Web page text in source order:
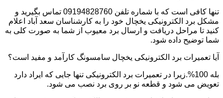
تنها کافی است که با شماره تلفن 09194828760 تماس بگیرید و
مشکل برد الکترونیکی یخچال خود را به کارشناسان سعد آباد اعلام
کنید تا مراحل دریافت و ارسال برد معیوب از شما به صورت کلی به
شما توضیح داده شود.
آیا تعمیرات برد الکترونیکی یخچال سامسونگ کارآمد و مفید است؟
بله 100%.زیرا در تعمیرات برد الکترونیکی تنها جایی که ایراد دارد
تعویض می شود و قطعه نو بر روی برد نصب می شود.